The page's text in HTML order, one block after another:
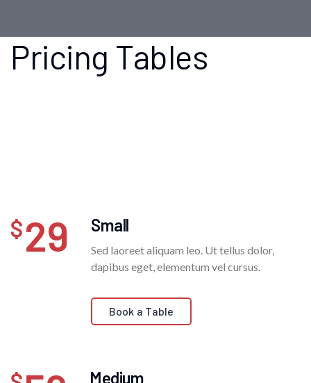
Pricing Tables
29 Small
Sed laoreet aliquam leo. Ut tellus dolor,
dapibus eget, elementum vel cursus.
Book a Table
Medium